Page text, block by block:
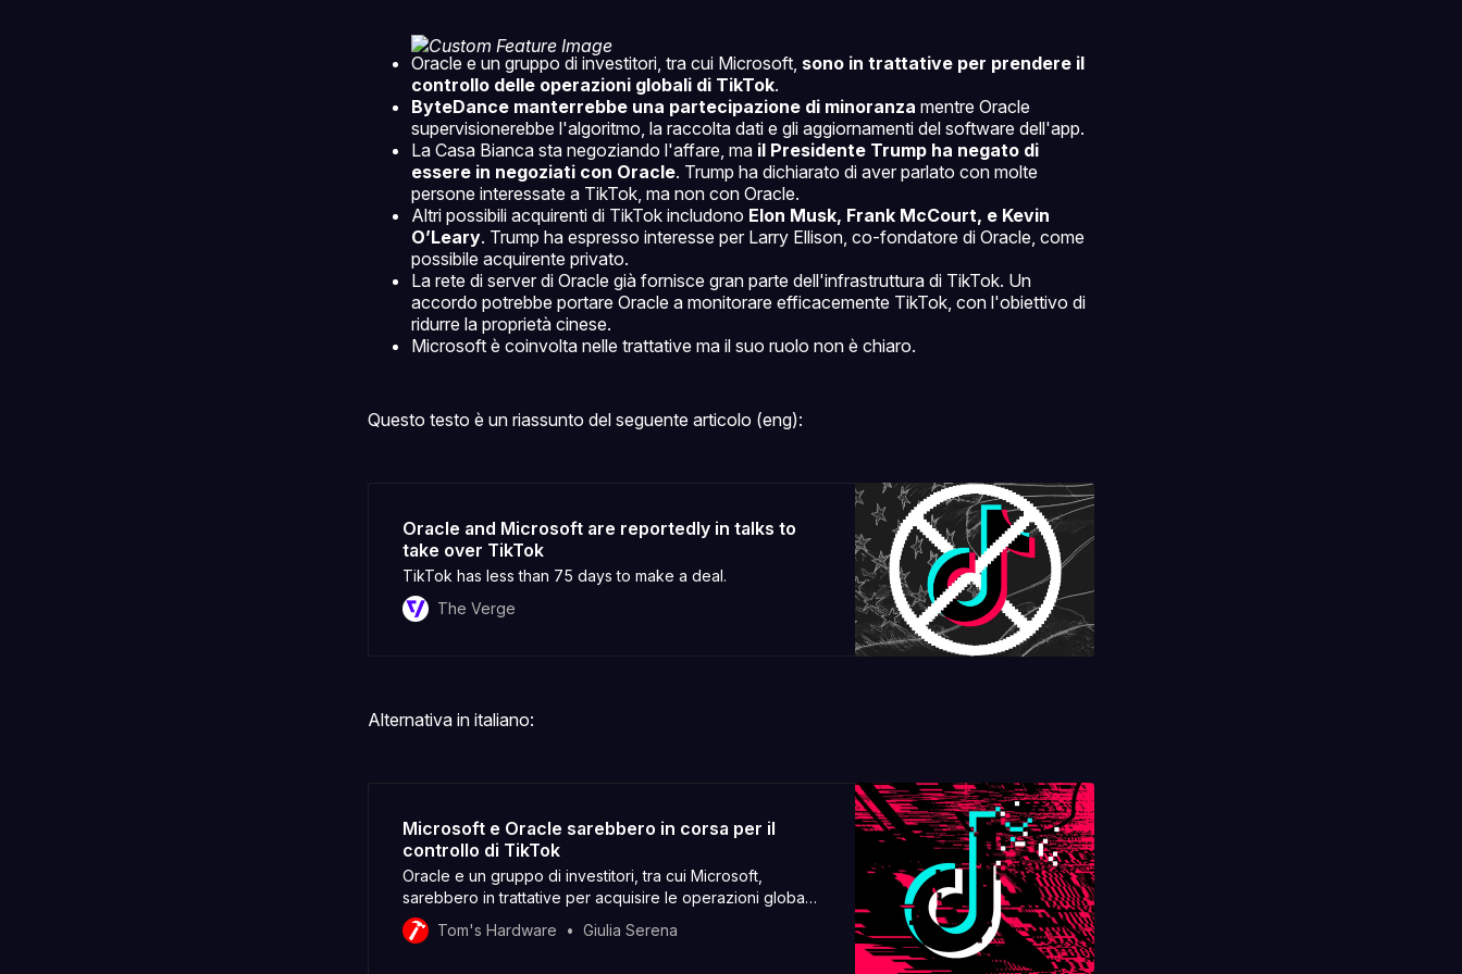
Oracle e un gruppo di investitori, tra cui Microsoft, sono in trattative per prendere il
controllo delle operazioni globali di TikTok.
ByteDance manterrebbe una partecipazione di minoranza mentre Oracle
supervisionerebbe l'algoritmo, la raccolta dati e gli aggiornamenti del software dell'app.
La Casa Bianca sta negoziando l'affare, ma il Presidente Trump ha negato di
essere in negoziati con Oracle. Trump ha dichiarato di aver parlato con molte
persone interessate a TikTok, ma non con Oracle.
Altri possibili acquirenti di TikTok includono Elon Musk, Frank McCourt, e Kevin
O’Leary. Trump ha espresso interesse per Larry Ellison, co-fondatore di Oracle, come
possibile acquirente privato.
La rete di server di Oracle già fornisce gran parte dell'infrastruttura di TikTok. Un
accordo potrebbe portare Oracle a monitorare efficacemente TikTok, con l'obiettivo di
ridurre la proprietà cinese.
Microsoft è coinvolta nelle trattative ma il suo ruolo non è chiaro.
Questo testo è un riassunto del seguente articolo (eng):
Oracle and Microsoft are reportedly in talks to
take over TikTok
TikTok has less than 75 days to make a deal.
The Verge
Alternativa in italiano:
Microsoft e Oracle sarebbero in corsa per il
controllo di TikTok
Oracle e un gruppo di investitori, tra cui Microsoft,
sarebbero in trattative per acquisire le operazioni globali
di TikTok.
Tom's Hardware Giulia Serena